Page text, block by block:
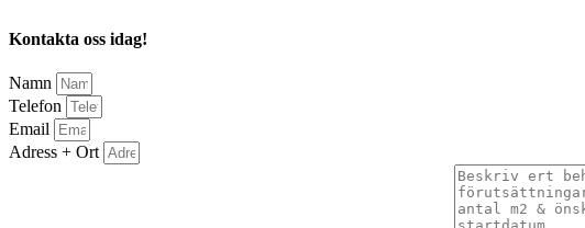
Kontakta oss idag!
Namn
Telefon
Email
Adress + Ort